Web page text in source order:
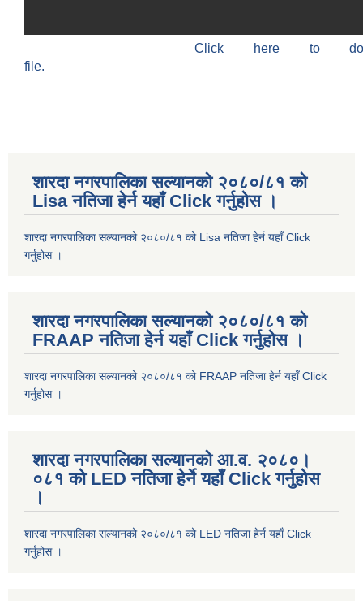
Click here to
file.
शारदा नगरपालिका सल्यानको २०८०/८१ को
Lisa नतिजा हेर्न यहाँ Click गर्नुहोस ।
शारदा नगरपालिका सल्यानको २०८०/८१ को Lisa नतिजा हेर्न यहाँ Click
गर्नुहोस ।
शारदा नगरपालिका सल्यानको २०८०/८१ को
FRAAP नतिजा हेर्न यहाँ Click गर्नुहोस ।
शारदा नगरपालिका सल्यानको २०८०/८१ को FRAAP नतिजा हेर्न यहाँ Click
गर्नुहोस ।
शारदा नगरपालिका सल्यानको आ.व. २०८०।
०८१ को LED नतिजा हेर्ने यहाँ Click गर्नुहोस
।
शारदा नगरपालिका सल्यानको २०८०/८१ को LED नतिजा हेर्न यहाँ Click
गर्नुहोस ।